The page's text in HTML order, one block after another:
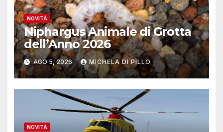
NOVITÀ
Niphargus Animale di Grotta
dell’Anno 2026
AGO 5, 2026 MICHELA DI PILLO
NOVITÀ